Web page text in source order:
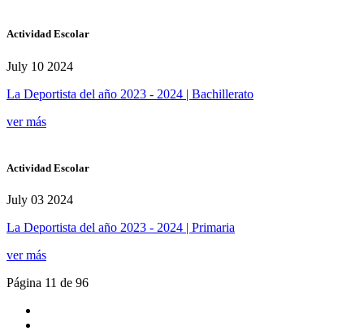
Actividad Escolar
July 10 2024
La Deportista del año 2023 - 2024 | Bachillerato
ver más
Actividad Escolar
July 03 2024
La Deportista del año 2023 - 2024 | Primaria
ver más
Página 11 de 96